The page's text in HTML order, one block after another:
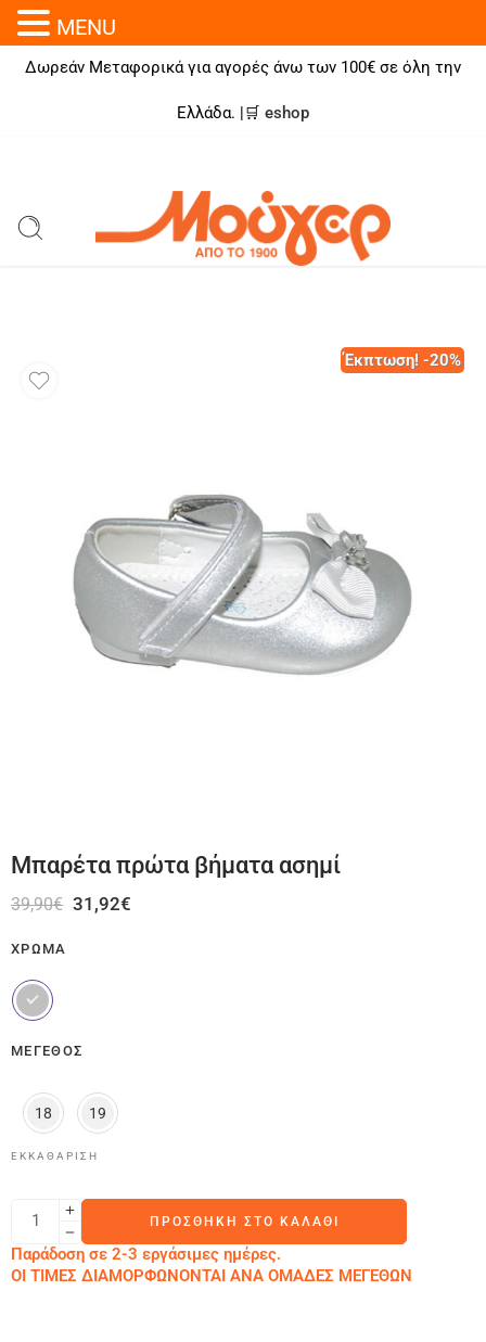
Δωρεάν Μεταφορικά για αγορές άνω των 100€ σε όλη την
Ελλάδα. |🛒 eshop
Έκπτωση! -20%
Μπαρέτα πρώτα βήματα ασημί
39,90€ 31,92€
ΧΡΏΜΑ
ΜΈΓΕΘΟΣ
18 19
ΕΚΚΑΘΆΡΙΣΗ
ΠΡΟΣΘΉΚΗ ΣΤΟ ΚΑΛΆΘΙ
Παράδοση σε 2-3 εργάσιμες ημέρες.
ΟΙ ΤΙΜΕΣ ΔΙΑΜΟΡΦΩΝΟΝΤΑΙ ΑΝΑ ΟΜΑΔΕΣ ΜΕΓΕΘΩΝ
MENU